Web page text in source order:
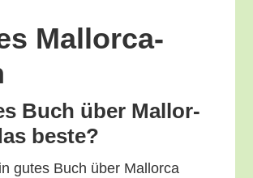
Mallorca-
Buch über Mal­lor­
beste?
gutes Buch über Mal­lor­ca